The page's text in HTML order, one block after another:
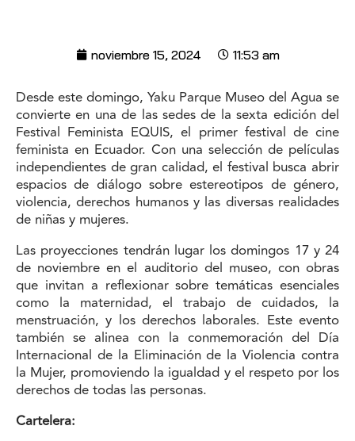
noviembre 15, 2024 11:53 am
Desde este domingo, Yaku Parque Museo del Agua se
convierte en una de las sedes de la sexta edición del
Festival Feminista EQUIS, el primer festival de cine
feminista en Ecuador. Con una selección de películas
independientes de gran calidad, el festival busca abrir
espacios de diálogo sobre estereotipos de género,
violencia, derechos humanos y las diversas realidades
de niñas y mujeres.
Las proyecciones tendrán lugar los domingos 17 y 24
de noviembre en el auditorio del museo, con obras
que invitan a reflexionar sobre temáticas esenciales
como la maternidad, el trabajo de cuidados, la
menstruación, y los derechos laborales. Este evento
también se alinea con la conmemoración del Día
Internacional de la Eliminación de la Violencia contra
la Mujer, promoviendo la igualdad y el respeto por los
derechos de todas las personas.
Cartelera: